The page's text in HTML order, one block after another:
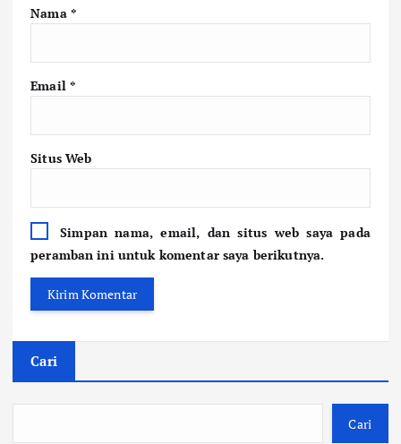
Nama *
Email *
Situs Web
Simpan nama, email, dan situs web saya pada
peramban ini untuk komentar saya berikutnya.
Cari
Cari